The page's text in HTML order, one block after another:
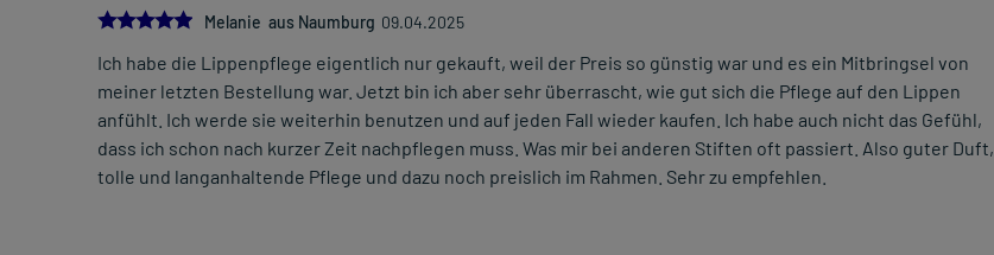
5.0
Melanie aus Naumburg 09.04.2025
Ich habe die Lippenpflege eigentlich nur gekauft, weil der Preis so günstig war und es ein Mitbringsel von
meiner letzten Bestellung war. Jetzt bin ich aber sehr überrascht, wie gut sich die Pflege auf den Lippen
anfühlt. Ich werde sie weiterhin benutzen und auf jeden Fall wieder kaufen. Ich habe auch nicht das Gefühl,
dass ich schon nach kurzer Zeit nachpflegen muss. Was mir bei anderen Stiften oft passiert. Also guter Duft,
tolle und langanhaltende Pflege und dazu noch preislich im Rahmen. Sehr zu empfehlen.